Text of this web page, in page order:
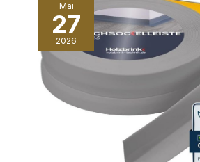
Mai
27
2026